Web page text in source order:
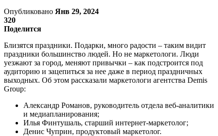
Опубликовано Янв 29, 2024
320
Поделится
Близятся праздники. Подарки, много радости – таким видит
праздники большинство людей. Но не маркетологи. Люди
уезжают за город, меняют привычки – как подстроится под
аудиторию и зацепиться за нее даже в период праздничных
выходных. Об этом рассказали маркетологи агентства Demis
Group:
Александр Романов, руководитель отдела веб-аналитики
и медиапланирования;
Илья Финтушаль, старший интернет-маркетолог;
Денис Чуприн, продуктовый маркетолог.